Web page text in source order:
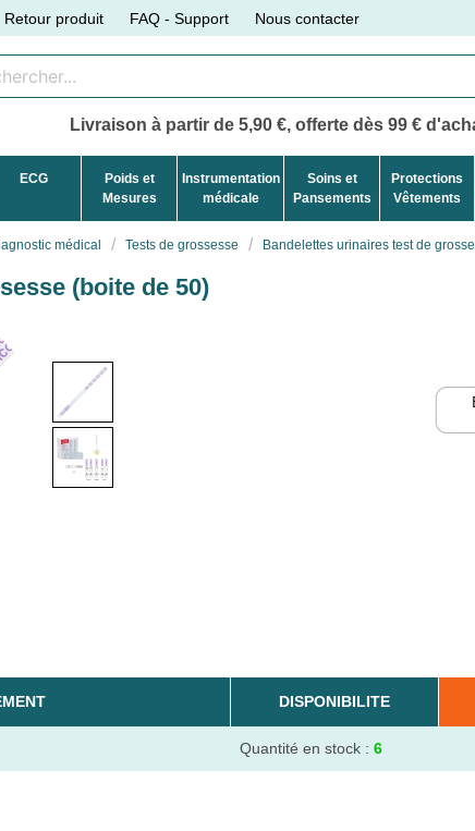
Retour produit FAQ - Support Nous contacter
Livraison à partir de 5,90 €, offerte dès 99 €
ECG
Poids et
Mesures
Instrumentation
médicale
Soins et
Pansements
Protections
Vêtements
médical Tests de grossesse Bandelettes urinaires test de
(boite de 50)
DISPONIBILITE
Quantité en stock : 6